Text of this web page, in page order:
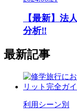
【最新】法
分析‼
最新記事
利用シーン別